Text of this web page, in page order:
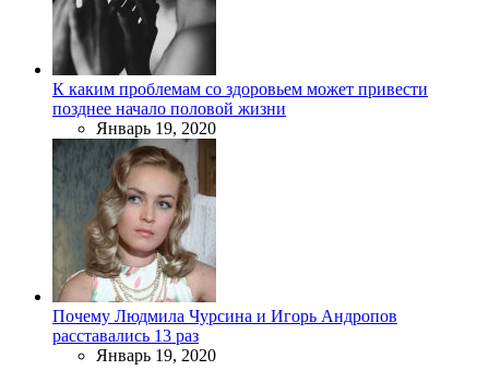
К каким проблемам со здоровьем может привести
позднее начало половой жизни
Январь 19, 2020
Почему Людмила Чурсина и Игорь Андропов
расставались 13 раз
Январь 19, 2020